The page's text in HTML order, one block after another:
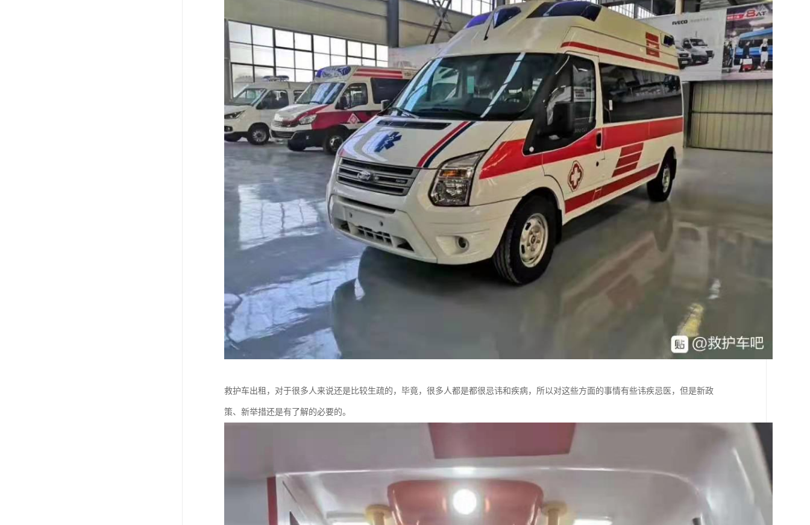
救护车出租，对于很多人来说还是比较生疏的，毕竟，很多人都是都很忌讳和疾病，所以对这些方面的事情有些讳疾忌医，但是新政
策、新举措还是有了解的必要的。